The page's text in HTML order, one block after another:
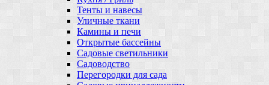
Тенты и навесы
Уличные ткани
Камины и печи
Открытые бассейны
Садовые светильники
Садоводство
Перегородки для сада